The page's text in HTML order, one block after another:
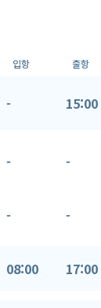
입항 출항
- 15:00
- -
- -
08:00 17:00